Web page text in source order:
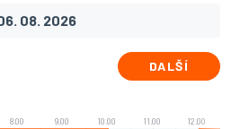
DALŠÍ
8.00 9.00 10.00 11.00 12.00